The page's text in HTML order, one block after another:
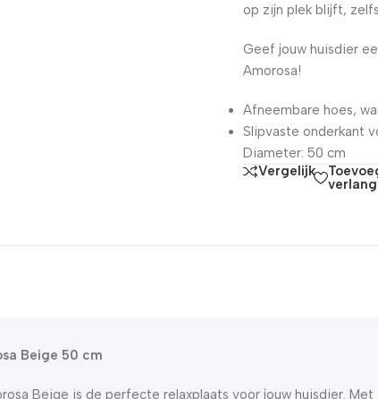
op zijn plek blijft,
Geef jouw huisdier
Amorosa!
Afneembare hoes,
Slipvaste onderkant
Diameter: 50 cm
Vergelijk
Beige 50 cm
Beige is de perfecte relaxplaats voor jouw huisdier. Met